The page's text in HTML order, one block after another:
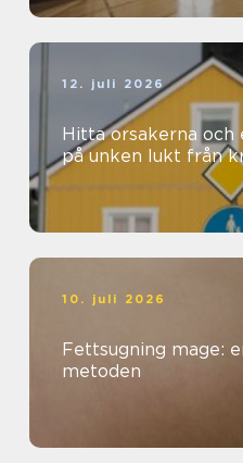
12. juli 2026
Hitta orsakerna
på unken lukt från
10. juli 2026
Fettsugning mage:
metoden